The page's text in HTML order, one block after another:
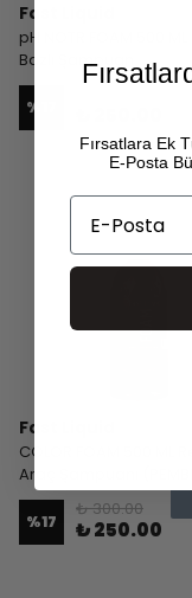
Fast Liquid
pH NOTR FOAM 500 ML
Bazlı Şampuan
%
Fast Liquid
COLOR FOAM 500 ML
Araç Şampuanı
%17
₺ 300.00
₺ 250.00
Fırsatlara Ek
E-Posta
Email